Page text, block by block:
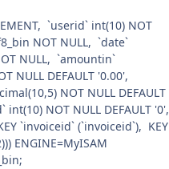
`userid` int(10) NOT
NOT NULL, `date`
NULL, `amountin`
NULL DEFAULT '0.00',
NOT NULL DEFAULT
NOT NULL DEFAULT '0',
`invoiceid` (`invoiceid`), KEY
ENGINE=MyISAM